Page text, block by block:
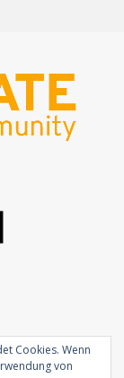
Cookies. Wenn
von